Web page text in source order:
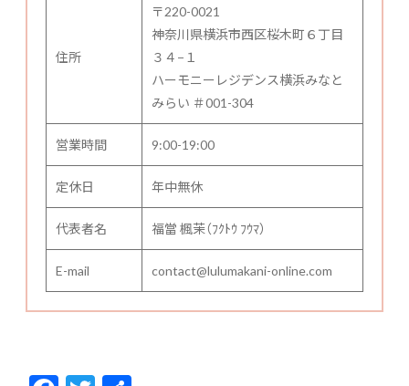
住所
〒220-0021
神奈川県横浜市西区桜木町６丁目
３４−１
ハーモニーレジデンス横浜みなと
みらい ＃001-304
営業時間 9:00-19:00
定休日 年中無休
代表者名 福當 楓茉（ﾌｸﾄｳ ﾌｳﾏ）
E-mail contact@lulumakani-online.com